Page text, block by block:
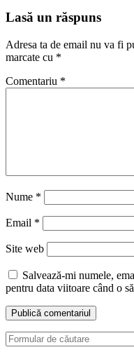
Lasă un răspuns
Adresa ta de email nu va fi
marcate cu *
Comentariu *
Nume *
Email *
Site web
Salvează-mi numele,
pentru data viitoare când o
Search
for: